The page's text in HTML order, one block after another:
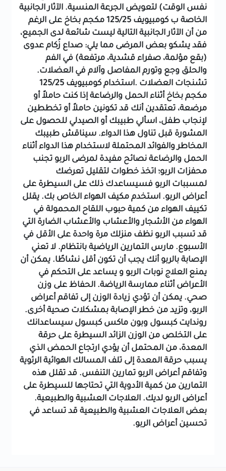
نفس الوقت) لتعويض الجرعة المنسية. الآثار الجانبية
الخاصة ب كومبيويف 125/25 مكجم بخاخ
على الرغم
من أن الآثار الجانبية التالية ليست شائعة لدى الجميع،
فقد يشكو بعض المرضى مما يلي: صداع زُكام عدوى
(بقع مؤلمة، صفراء قشدية، مرتفعة) في الفم
والحلق وجع وتورم المفاصل وآلام في العضلات.
تشنجات العضلات
.استخدام كومبيويف 125/25
مكجم بخاخ أثناء الحمل والرضاعة إذا كنت حاملاً أو
مرضعة، تعتقدين أنك قد تكونين حاملاً أو تخططين
لإنجاب طفل، اسألي طبيبك أو الصيدلي للحصول على
المشورة قبل تناول هذا الدواء. سيناقش طبيبك
المخاطر والفوائد المحتملة لاستخدام هذا الدواء أثناء
الحمل والرضاعة نصائح مفيدة لمرضى الربو تجنب
محفزات الربو؛ اتخذ خطوات لتقليل تعرضك
لمسببات الربو فسيساعدك ذلك على السيطرة على
أعراض الربو. استخدم مكيف الهواء الخاص بك. يقلل
تكييف الهواء من كمية حبوب اللقاح المحمولة في
الهواء من الأشجار والأعشاب والأعشاب الضارة التي
قد تسبب الربو نظف منزلك مرة واحدة على الأقل في
الأسبوع. مارس التمارين الرياضية بانتظام. لا تعني
الإصابة بالربو أنك يجب أن تكون أقل نشاطًا. يمكن أن
يمنع العلاج نوبات الربو و يساعد على التحكم في
الأعراض أثناء ممارسة الرياضة. الحفاظ على وزن
صحي. يمكن أن تؤدي زيادة الوزن إلى تفاقم أعراض
الربو، وتزيد من خطر الإصابة بمشكلات صحية أخرى.
روندايت كبسول وبون ماكس كبسول سيساعدانك
على التخلص من الوزن الزائد السيطرة على حرقة
المعدة، من المحتمل أن يؤدي ارتجاع الحمض الذي
يسبب حرقة المعدة إلى تلف المسالك الهوائية الرئوية
وتفاقم أعراض الربو تمارين التنفس. قد تقلل هذه
التمارين من كمية الأدوية التي تحتاجها للسيطرة على
أعراض الربو لديك. العلاجات العشبية والطبيعية.
بعض العلاجات العشبية والطبيعية قد تساعد في
تحسين أعراض الربو.